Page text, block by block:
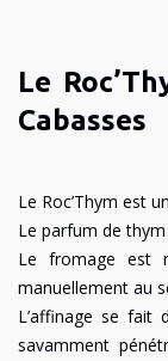
Le
Cabasses
Le Roc’Thym est
Le parfum de
Le fromage est
manuellement au
L’affinage se fait
savamment